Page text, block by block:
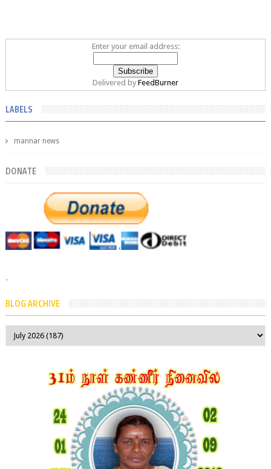
Enter your email address:
Delivered by FeedBurner
LABELS
mannar news
DONATE
-
BLOG ARCHIVE